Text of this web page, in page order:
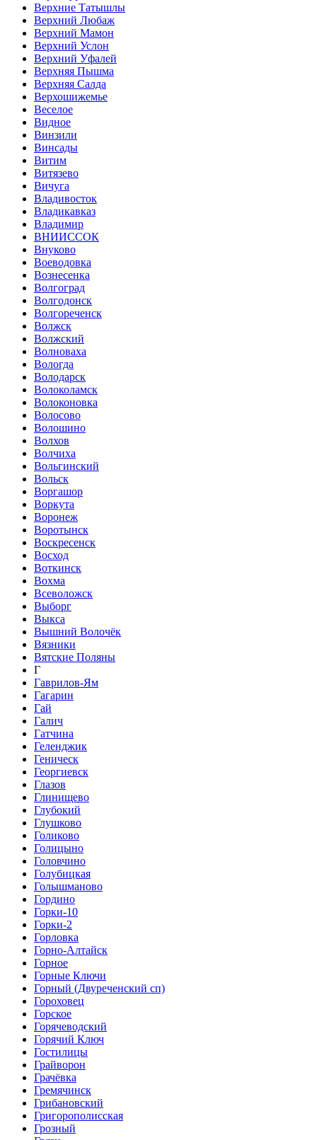
Верхние Татышлы
Верхний Любаж
Верхний Мамон
Верхний Услон
Верхний Уфалей
Верхняя Пышма
Верхняя Салда
Верхошижемье
Веселое
Видное
Винзили
Винсады
Витим
Витязево
Вичуга
Владивосток
Владикавказ
Владимир
ВНИИССОК
Внуково
Воеводовка
Вознесенка
Волгоград
Волгодонск
Волгореченск
Волжск
Волжский
Волноваха
Вологда
Володарск
Волоколамск
Волоконовка
Волосово
Волошино
Волхов
Волчиха
Вольгинский
Вольск
Воргашор
Воркута
Воронеж
Воротынск
Воскресенск
Восход
Воткинск
Вохма
Всеволожск
Выборг
Выкса
Вышний Волочёк
Вязники
Вятские Поляны
Г
Гаврилов-Ям
Гагарин
Гай
Галич
Гатчина
Геленджик
Геническ
Георгиевск
Глазов
Глинищево
Глубокий
Глушково
Голиково
Голицыно
Головчино
Голубицкая
Голышманово
Гордино
Горки-10
Горки-2
Горловка
Горно-Алтайск
Горное
Горные Ключи
Горный (Двуреченский сп)
Гороховец
Горское
Горячеводский
Горячий Ключ
Гостилицы
Грайворон
Грачёвка
Гремячинск
Грибановский
Григорополисская
Грозный